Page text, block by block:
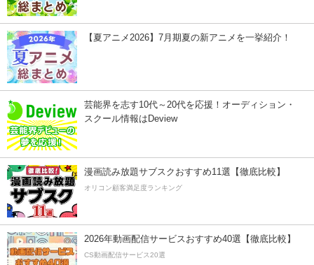
【夏アニメ2026】7月期夏の新アニメを一挙紹介！
芸能界を志す10代～20代を応援！オーディション・
スクール情報はDeview
漫画読み放題サブスクおすすめ11選【徹底比較】
オリコン顧客満足度ランキング
2026年動画配信サービスおすすめ40選【徹底比較】
CS動画配信サービス20選